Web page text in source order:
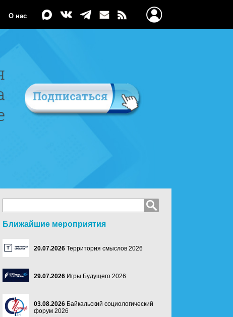
О нас
Ближайшие мероприятия
20.07.2026 Территория смыслов 2026
29.07.2026 Игры Будущего 2026
03.08.2026 Байкальский социологический
форум 2026